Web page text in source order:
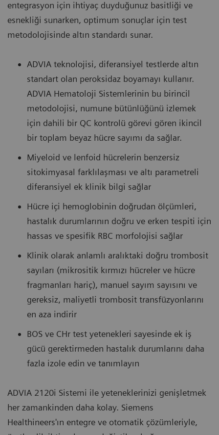
entegrasyon için ihtiyaç duyduğunuz basitliği ve
esnekliği sunarken, optimum sonuçlar için test
metodolojisinde altın standardı sunar.
ADVIA teknolojisi, diferansiyel testlerde altın
standart olan peroksidaz boyamayı kullanır.
ADVIA Hematoloji Sistemlerinin bu birincil
metodolojisi, numune bütünlüğünü izlemek
için dahili bir QC kontrolü görevi gören ikincil
bir toplam beyaz hücre sayımı da sağlar.
Miyeloid ve lenfoid hücrelerin benzersiz
sitokimyasal farklılaşması ve altı parametreli
diferansiyel ek klinik bilgi sağlar
Hücre içi hemoglobinin doğrudan ölçümleri,
hastalık durumlarının doğru ve erken tespiti için
hassas ve spesifik RBC morfolojisi sağlar
Klinik olarak anlamlı aralıktaki doğru trombosit
sayıları (mikrositik kırmızı hücreler ve hücre
fragmanları hariç), manuel sayım sayısını ve
gereksiz, maliyetli trombosit transfüzyonlarını
en aza indirir
BOS ve CHr test yetenekleri sayesinde ek iş
gücü gerektirmeden hastalık durumlarını daha
fazla izole edin ve tanımlayın
ADVIA 2120i Sistemi ile yeteneklerinizi genişletmek
her zamankinden daha kolay. Siemens
Healthineers'ın entegre ve otomatik çözümleriyle,